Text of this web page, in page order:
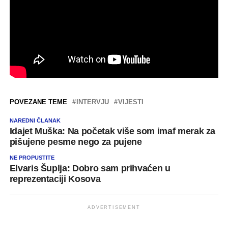
POVEZANE TEME INTERVJU VIJESTI
NAREDNI ČLANAK
Idajet Muška: Na početak više som imaf merak za
pišujene pesme nego za pujene
NE PROPUSTITE
Elvaris Šuplja: Dobro sam prihvaćen u
reprezentaciji Kosova
ADVERTISEMENT